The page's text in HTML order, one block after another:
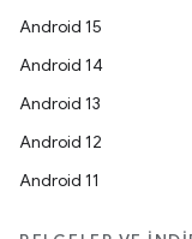
Android 15
Android 14
Android 13
Android 12
Android 11